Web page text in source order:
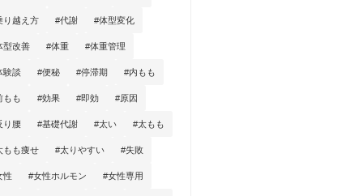
り越え方 #代謝 #体型変化
型改善 #体重 #体重管理
験談 #便秘 #停滞期 #内もも
もも #効果 #即効 #原因
り腰 #基礎代謝 #太い #太もも
もも痩せ #太りやすい #失敗
性 #女性ホルモン #女性専用